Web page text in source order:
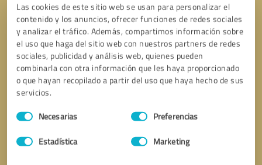
Las cookies de este sitio web se usan para personalizar el
contenido y los anuncios, ofrecer funciones de redes sociales
y analizar el tráfico. Además, compartimos información sobre
el uso que haga del sitio web con nuestros partners de redes
sociales, publicidad y análisis web, quienes pueden
combinarla con otra información que les haya proporcionado
o que hayan recopilado a partir del uso que haya hecho de sus
servicios.
Selección
de
Necesarias Preferencias
Estadística Marketing
Solicitar una llamada * campos obligatorios